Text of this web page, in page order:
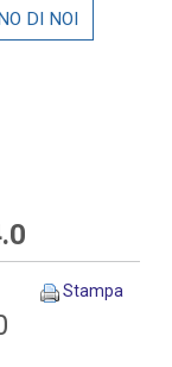
4.0 -
DI NOI
Stampa